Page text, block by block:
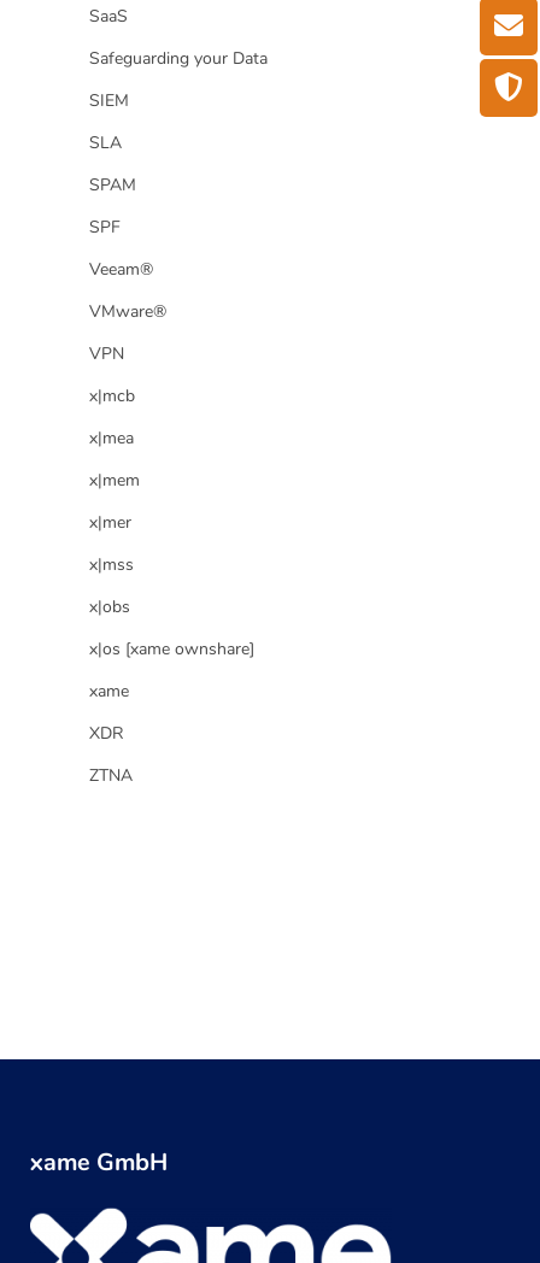
SaaS
Safeguarding your Data
SIEM
SLA
SPAM
SPF
Veeam®
VMware®
VPN
x|mcb
x|mea
x|mem
x|mer
x|mss
x|obs
x|os [xame ownshare]
xame
XDR
ZTNA
xame GmbH